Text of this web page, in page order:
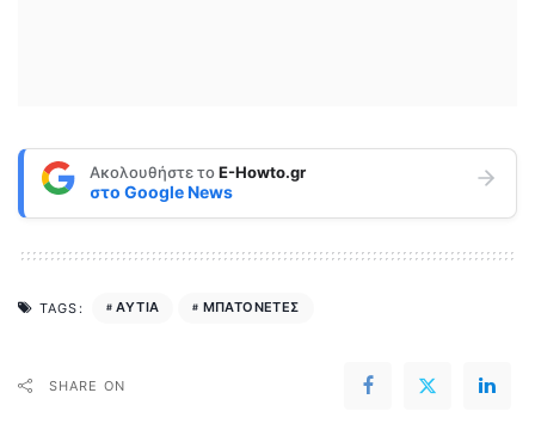
Ακολουθήστε τοE-Howto.gr
στο Google News
TAGS: ΑΥΤΙΑ ΜΠΑΤΟΝΕΤΕΣ
SHARE ON